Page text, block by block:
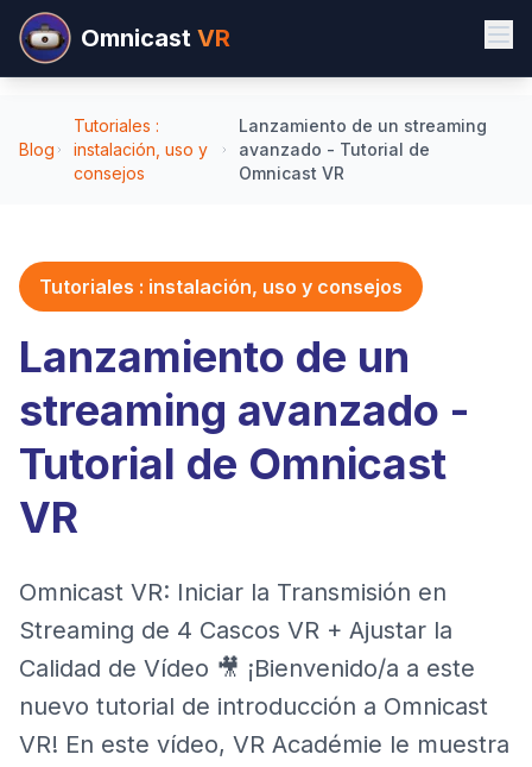
Omnicast VR
Blog
Tutoriales :
instalación, uso y
consejos
Lanzamiento de un streaming
avanzado - Tutorial de
Omnicast VR
Tutoriales : instalación, uso y consejos
Lanzamiento de un
streaming avanzado -
Tutorial de Omnicast
VR
Omnicast VR: Iniciar la Transmisión en
Streaming de 4 Cascos VR + Ajustar la
Calidad de Vídeo 🎥 ¡Bienvenido/a a este
nuevo tutorial de introducción a Omnicast
VR! En este vídeo, VR Académie le muestra